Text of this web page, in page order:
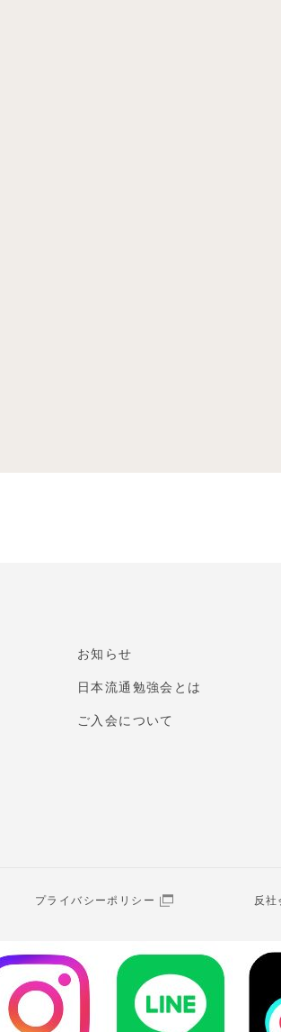
お知らせ
日本流通勉強会とは
ご入会について
プライバシーポリシー 反社